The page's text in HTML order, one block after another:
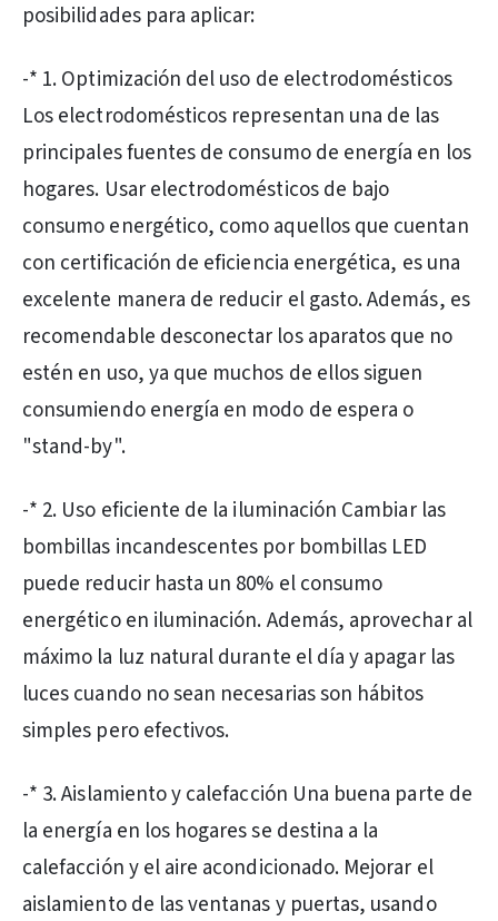
posibilidades para aplicar:
-* 1. Optimización del uso de electrodomésticos
Los electrodomésticos representan una de las
principales fuentes de consumo de energía en los
hogares. Usar electrodomésticos de bajo
consumo energético, como aquellos que cuentan
con certificación de eficiencia energética, es una
excelente manera de reducir el gasto. Además, es
recomendable desconectar los aparatos que no
estén en uso, ya que muchos de ellos siguen
consumiendo energía en modo de espera o
"stand-by".
-* 2. Uso eficiente de la iluminación Cambiar las
bombillas incandescentes por bombillas LED
puede reducir hasta un 80% el consumo
energético en iluminación. Además, aprovechar al
máximo la luz natural durante el día y apagar las
luces cuando no sean necesarias son hábitos
simples pero efectivos.
-* 3. Aislamiento y calefacción Una buena parte de
la energía en los hogares se destina a la
calefacción y el aire acondicionado. Mejorar el
aislamiento de las ventanas y puertas, usando